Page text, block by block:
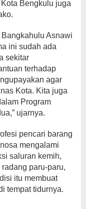
Bengkulu juga
Asnawi
ini sudah ada
sekitar
terhadap
agar
Kota. Kita juga
Program
ujarnya.
pencari barang
mengalami
saluran kemih,
paru-paru,
itu membuat
tempat tidurnya.